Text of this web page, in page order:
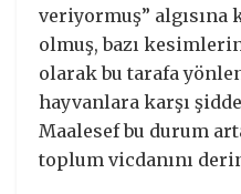
veriyormuş” algısına
olmuş, bazı
olarak bu tarafa
hayvanlara karşı
Maalesef bu durum
toplum vicdanını